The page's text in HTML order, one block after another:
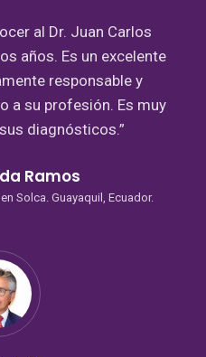
al Dr. Juan Carlos
años. Es un excelente
responsable y
a su profesión. Es muy
diagnósticos.”
Ramos
Solca. Guayaquil, Ecuador.